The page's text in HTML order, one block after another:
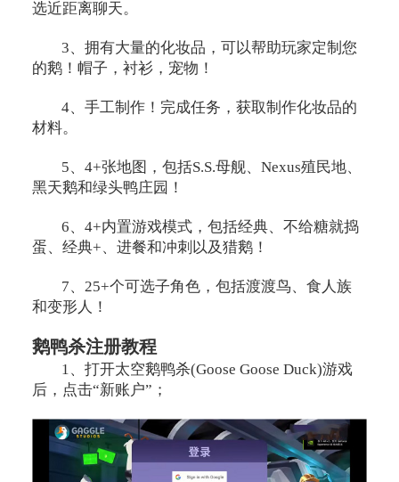
选近距离聊天。
3、拥有大量的化妆品，可以帮助玩家定制您
的鹅！帽子，衬衫，宠物！
4、手工制作！完成任务，获取制作化妆品的
材料。
5、4+张地图，包括S.S.母舰、Nexus殖民地、
黑天鹅和绿头鸭庄园！
6、4+内置游戏模式，包括经典、不给糖就捣
蛋、经典+、进餐和冲刺以及猎鹅！
7、25+个可选子角色，包括渡渡鸟、食人族
和变形人！
鹅鸭杀注册教程
1、打开太空鹅鸭杀(Goose Goose Duck)游戏
后，点击“新账户”；